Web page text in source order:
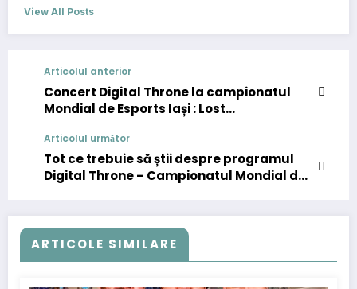
View All Posts
Articolul anterior
Concert Digital Throne la campionatul
Mondial de Esports Iași : Lost
Articolul următor
Tot ce trebuie să știi despre programul
Digital Throne – Campionatul Mondial de
ARTICOLE SIMILARE